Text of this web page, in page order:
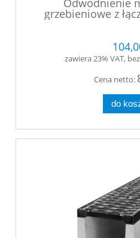
Odwodnienie
grzebieniowe z
klasy F900
zawiera 23% VAT,
Cena netto:
do